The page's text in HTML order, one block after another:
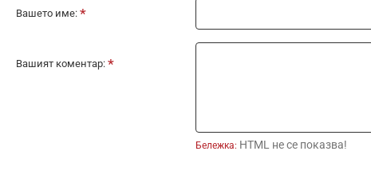
Вашето име:
Вашият коментар:
Бележка: HTML не се показва!